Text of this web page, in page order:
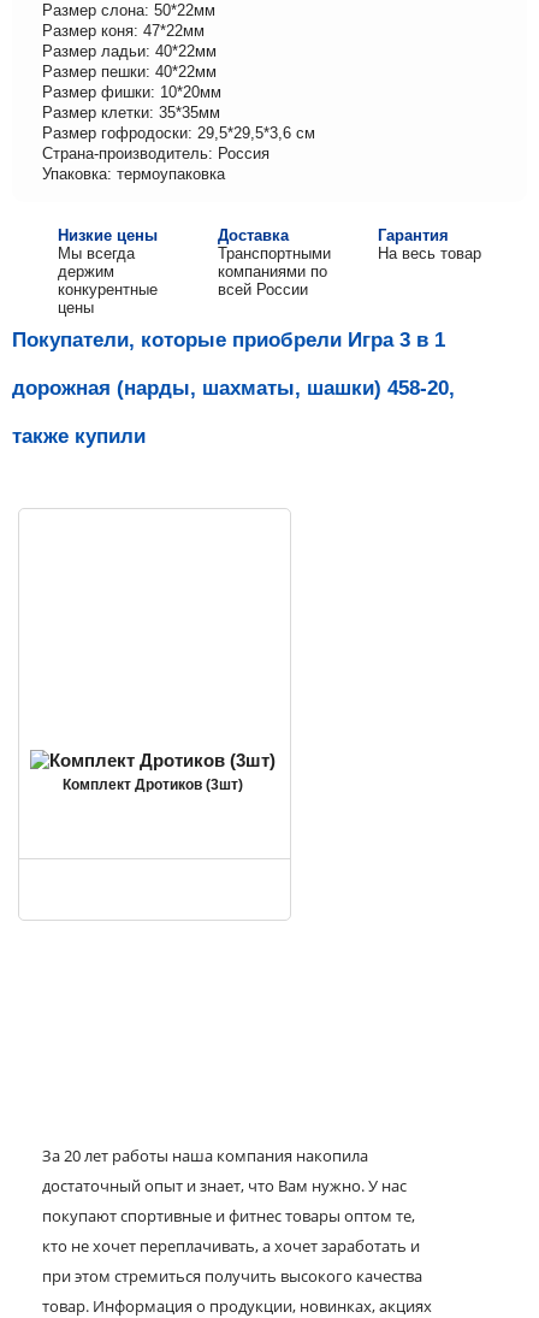
Размер слона: 50*22мм
Размер коня: 47*22мм
Размер ладьи: 40*22мм
Размер пешки: 40*22мм
Размер фишки: 10*20мм
Размер клетки: 35*35мм
Размер гофродоски: 29,5*29,5*3,6 см
Страна-производитель: Россия
Упаковка: термоупаковка
Низкие цены
Мы всегда
держим
конкурентные
цены
Доставка
Транспортными
компаниями по
всей России
Гарантия
На весь товар
Покупатели, которые приобрели Игра 3 в 1
дорожная (нарды, шахматы, шашки) 458-20,
также купили
Комплект Дротиков (3шт)
За 20 лет работы наша компания накопила
достаточный опыт и знает, что Вам нужно. У нас
покупают спортивные и фитнес товары оптом те,
кто не хочет переплачивать, а хочет заработать и
при этом стремиться получить высокого качества
товар. Информация о продукции, новинках, акциях